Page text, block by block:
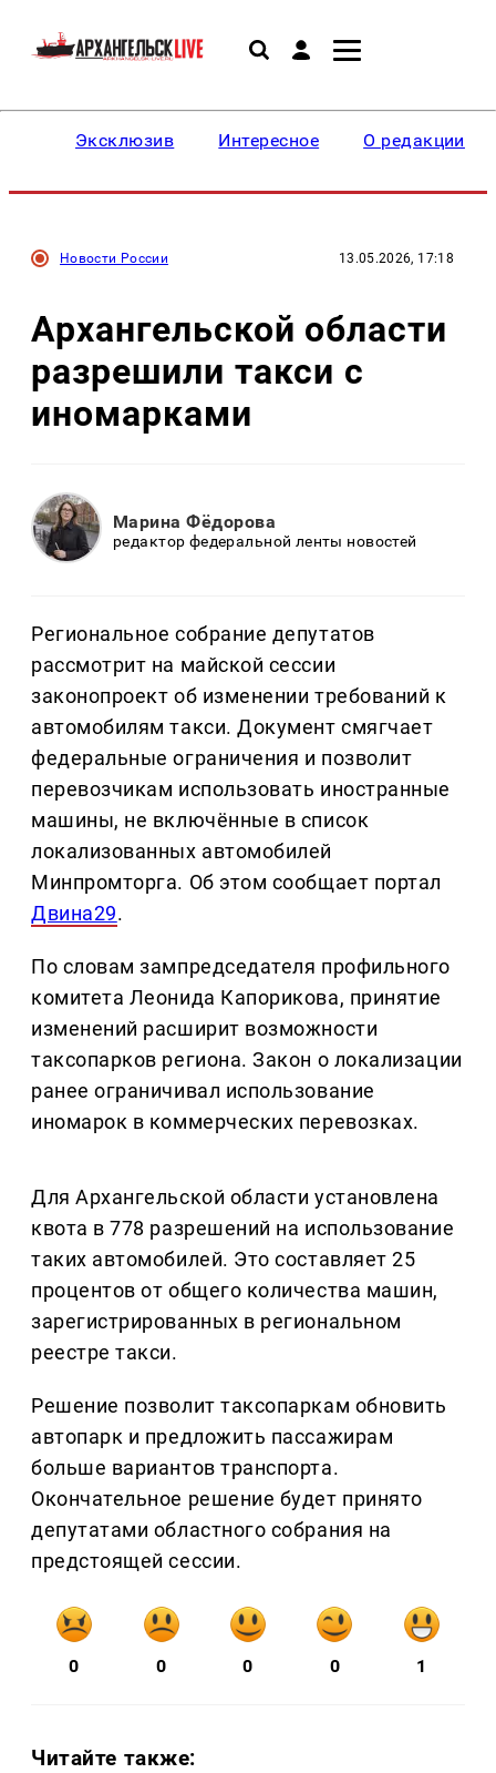
Эксклюзив Интересное О редакции
Новости России 13.05.2026, 17:18
Архангельской области
разрешили такси с
иномарками
Марина Фёдорова
редактор федеральной ленты новостей
Региональное собрание депутатов
рассмотрит на майской сессии
законопроект об изменении требований к
автомобилям такси. Документ смягчает
федеральные ограничения и позволит
перевозчикам использовать иностранные
машины, не включённые в список
локализованных автомобилей
Минпромторга. Об этом сообщает портал
Двина29.
По словам зампредседателя профильного
комитета Леонида Капорикова, принятие
изменений расширит возможности
таксопарков региона. Закон о локализации
ранее ограничивал использование
иномарок в коммерческих перевозках.
Для Архангельской области установлена
квота в 778 разрешений на использование
таких автомобилей. Это составляет 25
процентов от общего количества машин,
зарегистрированных в региональном
реестре такси.
Решение позволит таксопаркам обновить
автопарк и предложить пассажирам
больше вариантов транспорта.
Окончательное решение будет принято
депутатами областного собрания на
предстоящей сессии.
0 0 0 0 1
Читайте также: